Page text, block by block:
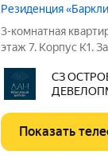
Резиденция
3-комнатная
этаж 7. Корпус К1.
ипотека.
застройщика.
СЗ
Показать